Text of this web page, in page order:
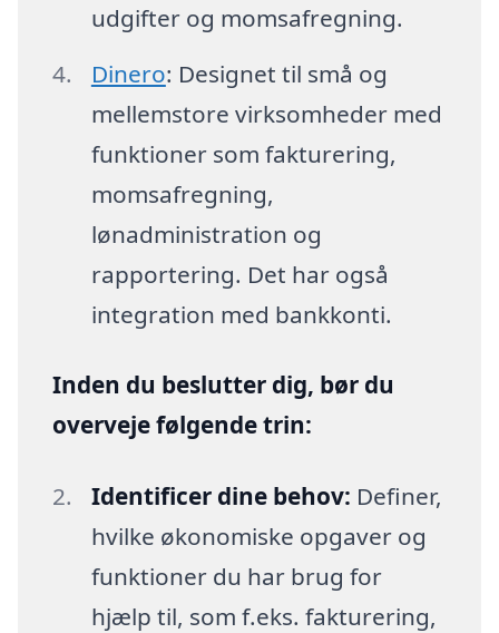
udgifter og momsafregning.
Dinero: Designet til små og
mellemstore virksomheder med
funktioner som fakturering,
momsafregning,
lønadministration og
rapportering. Det har også
integration med bankkonti.
Inden du beslutter dig, bør du
overveje følgende trin:
Identificer dine behov: Definer,
hvilke økonomiske opgaver og
funktioner du har brug for
hjælp til, som f.eks. fakturering,